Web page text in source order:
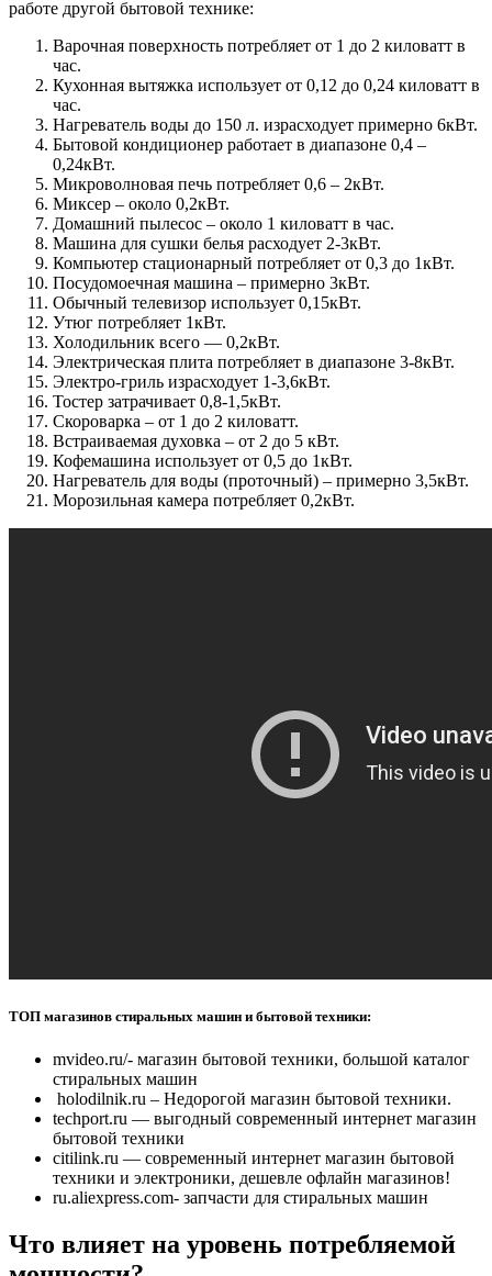
работе другой бытовой технике:
Варочная поверхность потребляет от 1 до 2 киловатт в
час.
Кухонная вытяжка использует от 0,12 до 0,24 киловатт в
час.
Нагреватель воды до 150 л. израсходует примерно 6кВт.
Бытовой кондиционер работает в диапазоне 0,4 –
0,24кВт.
Микроволновая печь потребляет 0,6 – 2кВт.
Миксер – около 0,2кВт.
Домашний пылесос – около 1 киловатт в час.
Машина для сушки белья расходует 2-3кВт.
Компьютер стационарный потребляет от 0,3 до 1кВт.
Посудомоечная машина – примерно 3кВт.
Обычный телевизор использует 0,15кВт.
Утюг потребляет 1кВт.
Холодильник всего — 0,2кВт.
Электрическая плита потребляет в диапазоне 3-8кВт.
Электро-гриль израсходует 1-3,6кВт.
Тостер затрачивает 0,8-1,5кВт.
Скороварка – от 1 до 2 киловатт.
Встраиваемая духовка – от 2 до 5 кВт.
Кофемашина использует от 0,5 до 1кВт.
Нагреватель для воды (проточный) – примерно 3,5кВт.
Морозильная камера потребляет 0,2кВт.
ТОП магазинов стиральных машин и бытовой техники:
mvideo.ru/- магазин бытовой техники, большой каталог
стиральных машин
holodilnik.ru – Недорогой магазин бытовой техники.
techport.ru — выгодный современный интернет магазин
бытовой техники
citilink.ru — современный интернет магазин бытовой
техники и электроники, дешевле офлайн магазинов!
ru.aliexpress.com- запчасти для стиральных машин
Что влияет на уровень потребляемой